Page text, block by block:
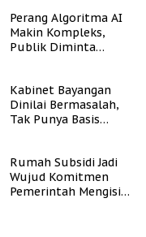
Perang Algoritma AI
Makin Kompleks,
Publik Diminta
Kabinet Bayangan
Dinilai Bermasalah,
Tak Punya Basis
Rumah Subsidi Jadi
Wujud Komitmen
Pemerintah Mengisi